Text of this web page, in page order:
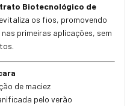
Biotecnológico de
os fios, promovendo
primeiras aplicações, sem
ção de maciez
pelo verão